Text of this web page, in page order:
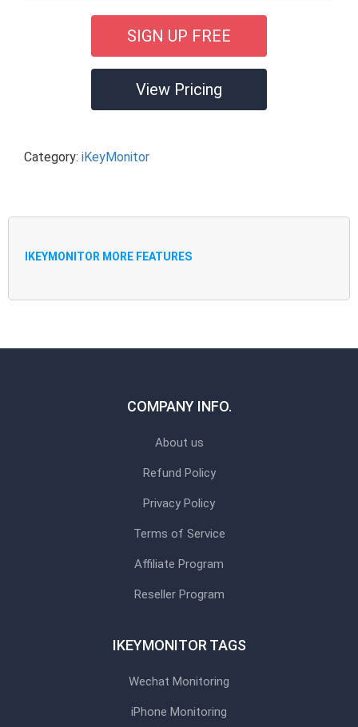
SIGN UP FREE
View Pricing
Category: iKeyMonitor
IKEYMONITOR MORE FEATURES
COMPANY INFO.
About us
Refund Policy
Privacy Policy
Terms of Service
Affiliate Program
Reseller Program
IKEYMONITOR TAGS
Wechat Monitoring
iPhone Monitoring